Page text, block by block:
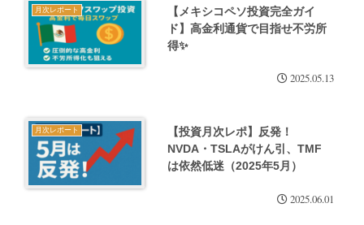
月次レポート
【メキシコペソ投資完全ガイ
ド】高金利通貨で目指せ不労所
得✨
2025.05.13
月次レポート
【投資月次レポ】反発！
NVDA・TSLAがけん引、TMF
は依然低迷（2025年5月）
2025.06.01